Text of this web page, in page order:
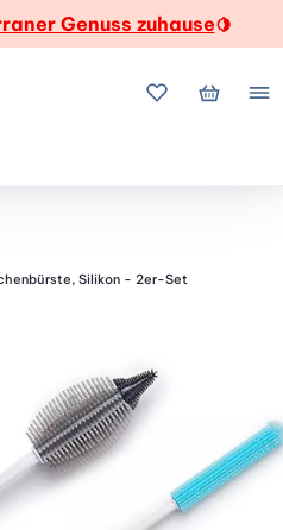
Genuss zuhause🍋
MeineMein
Silikon - 2er-Set